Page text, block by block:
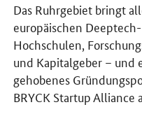
Das Ruhrgebiet bringt
europäischen
Hochschulen,
und Kapitalgeber – und
gehobenes
BRYCK Startup Alliance